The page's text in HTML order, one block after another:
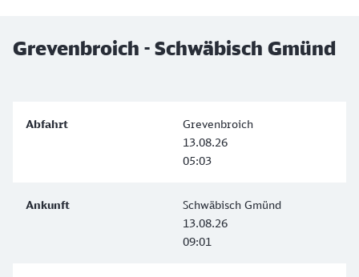
Grevenbroich - Schwäbisch Gmünd
Grevenbroich
13.08.26
05:03
Schwäbisch Gmünd
13.08.26
09:01